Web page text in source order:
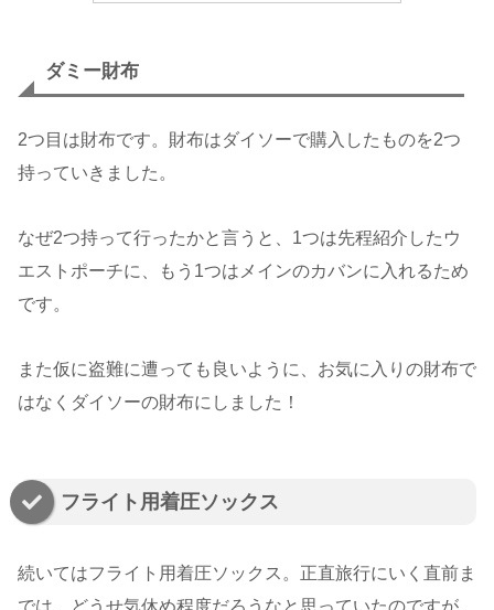
ダミー財布
2つ目は財布です。財布はダイソーで購入したものを2つ
持っていきました。
なぜ2つ持って行ったかと言うと、1つは先程紹介したウ
エストポーチに、もう1つはメインのカバンに入れるため
です。
また仮に盗難に遭っても良いように、お気に入りの財布で
はなくダイソーの財布にしました！
フライト用着圧ソックス
続いてはフライト用着圧ソックス。正直旅行にいく直前ま